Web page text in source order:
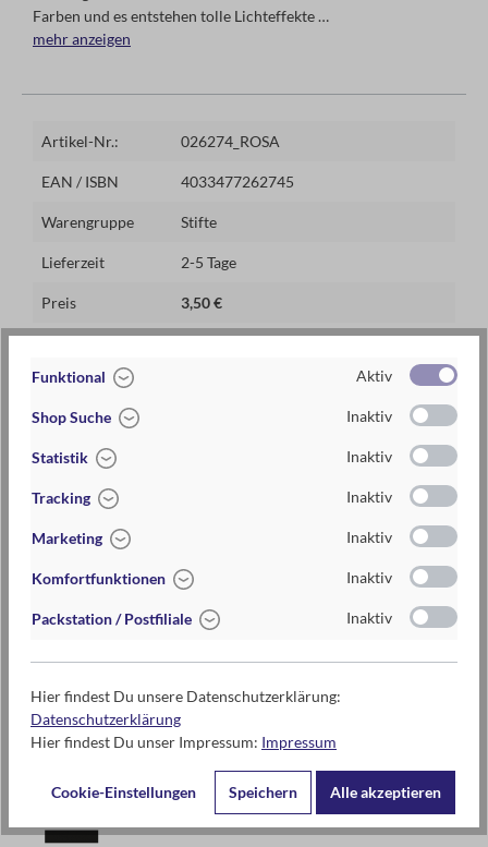
Farben und es entstehen tolle Lichteffekte
+ mit Kappe
mehr anzeigen
Artikel-Nr.: 026274_ROSA
EAN / ISBN 4033477262745
Warengruppe Stifte
Lieferzeit 2-5 Tage
Preis 3,50 €
Materialien Knopfzelle enthalten (3 x AG4)
...enthält Batterien. Batterien gehören nicht in den Hausmüll.
WEEE-Registrierungsnummer: DE 7361 4453
Funktional Aktiv
Shop Suche Inaktiv
Statistik Inaktiv
Tracking Inaktiv
Marketing Inaktiv
Komfortfunktionen Inaktiv
Packstation / Postfiliale Inaktiv
Hier findest Du unsere Datenschutzerklärung:
Datenschutzerklärung
Hier findest Du unser Impressum: Impressum
Cookie-Einstellungen Speichern Alle akzeptieren